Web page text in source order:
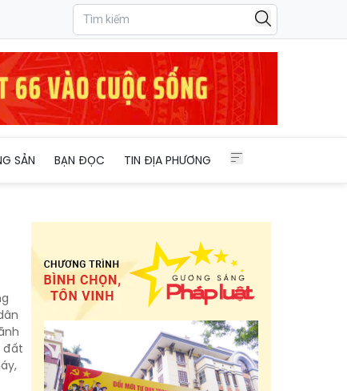
SẢN BẠN ĐỌC TIN ĐỊA PHƯƠNG
đất